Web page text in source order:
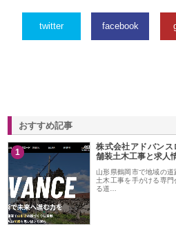
twitter facebook
おすすめ記事
1
株式会社アドバン
舗装土木工事と求人
山形県鶴岡市で地域の
土木工事を手がける専
る道…